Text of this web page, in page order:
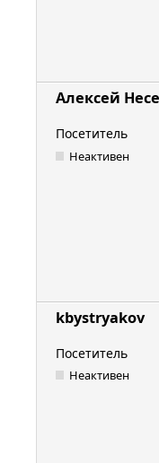
Алексей
Посетитель
Неактивен
kbystryakov
Посетитель
Неактивен